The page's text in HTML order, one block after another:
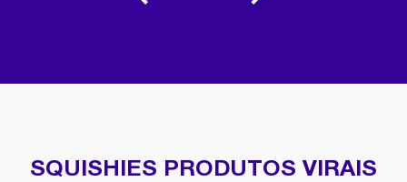
SQUISHIES PRODUTOS VIRAIS